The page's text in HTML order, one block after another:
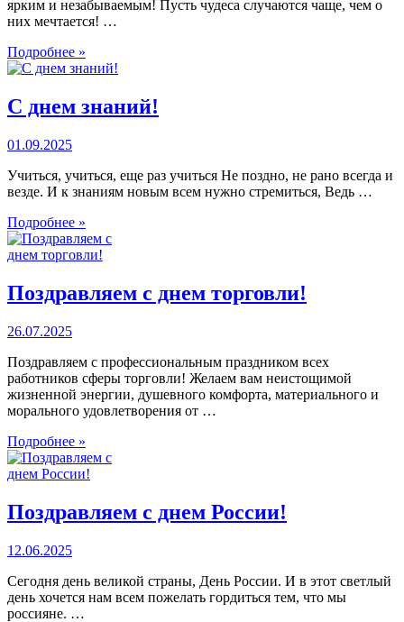
ярким и незабываемым! Пусть чудеса случаются чаще, чем о
них мечтается! …
Подробнее »
С днем знаний!
01.09.2025
Учиться, учиться, еще раз учиться Не поздно, не рано всегда и
везде. И к знаниям новым всем нужно стремиться, Ведь …
Подробнее »
Поздравляем с днем торговли!
26.07.2025
Поздравляем с профессиональным праздником всех
работников сферы торговли! Желаем вам неистощимой
жизненной энергии, душевного комфорта, материального и
морального удовлетворения от …
Подробнее »
Поздравляем с днем России!
12.06.2025
Сегодня день великой страны, День России. И в этот светлый
день хочется нам всем пожелать гордиться тем, что мы
россияне. …